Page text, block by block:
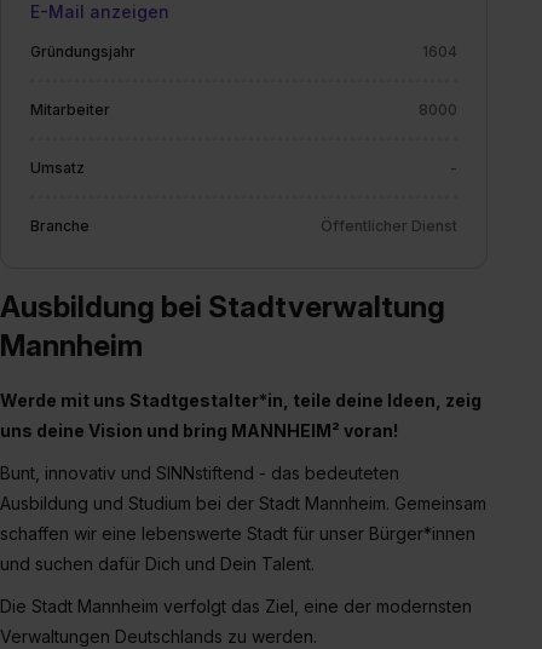
E-Mail anzeigen
Gründungsjahr 1604
Mitarbeiter 8000
Umsatz -
Branche Öffentlicher Dienst
Ausbildung bei Stadtverwaltung
Mannheim
Werde mit uns Stadtgestalter*in, teile deine Ideen, zeig
uns deine Vision und bring MANNHEIM² voran!
Bunt, innovativ und SINNstiftend - das bedeuteten
Ausbildung und Studium bei der Stadt Mannheim. Gemeinsam
schaffen wir eine lebenswerte Stadt für unser Bürger*innen
und suchen dafür Dich und Dein Talent.
Die Stadt Mannheim verfolgt das Ziel, eine der modernsten
Verwaltungen Deutschlands zu werden.